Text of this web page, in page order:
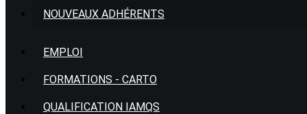
NOUVEAUX ADHÉRENTS
EMPLOI
FORMATIONS - CARTO
QUALIFICATION IAMQS